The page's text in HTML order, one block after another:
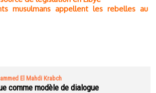
musulmans appellent les rebelles au
El Mahdi Krabch
comme modèle de dialogue